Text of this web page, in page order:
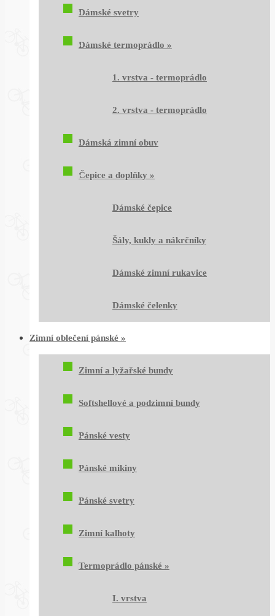
Dámské svetry
Dámské termoprádlo »
1. vrstva - termoprádlo
2. vrstva - termoprádlo
Dámská zimní obuv
Čepice a doplňky »
Dámské čepice
Šály, kukly a nákrčníky
Dámské zimní rukavice
Dámské čelenky
Zimní oblečení pánské »
Zimní a lyžařské bundy
Softshellové a podzimní bundy
Pánské vesty
Pánské mikiny
Pánské svetry
Zimní kalhoty
Termoprádlo pánské »
I. vrstva